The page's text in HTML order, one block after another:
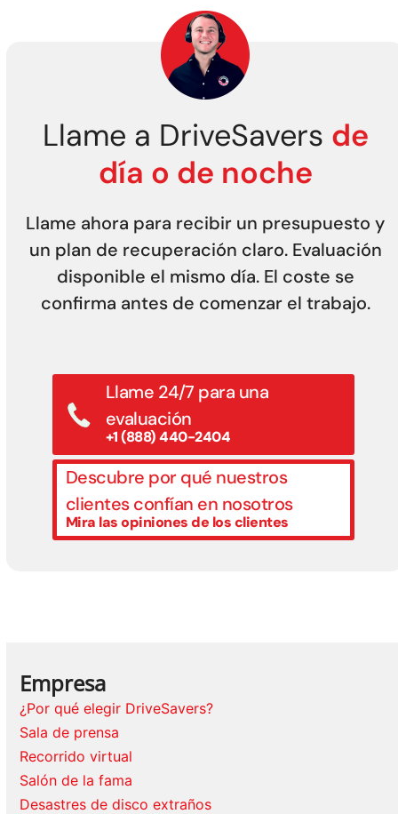
Llame a DriveSavers de
día o de noche
Llame ahora para recibir un presupuesto y
un plan de recuperación claro. Evaluación
disponible el mismo día. El coste se
confirma antes de comenzar el trabajo.
Llame 24/7 para una
evaluación
+1 (888) 440-2404
Descubre por qué nuestros
clientes confían en nosotros
Mira las opiniones de los clientes
Empresa
¿Por qué elegir DriveSavers?
Sala de prensa
Recorrido virtual
Salón de la fama
Desastres de disco extraños